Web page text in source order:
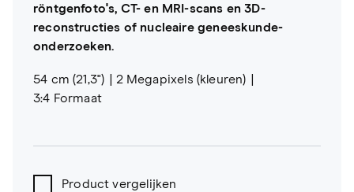
röntgenfoto's, CT- en MRI-scans en 3D-
reconstructies of nucleaire geneeskunde-
onderzoeken.
54 cm (21,3")
2 Megapixels (kleuren)
3:4 Formaat
Product vergelijken